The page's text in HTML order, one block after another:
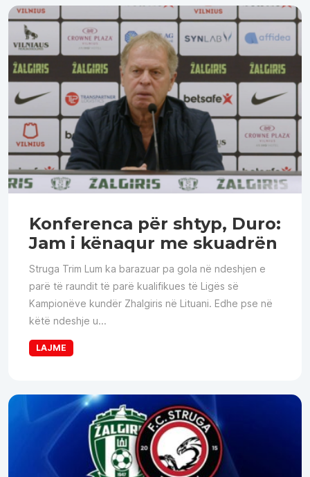
Konferenca për shtyp, Duro:
Jam i kënaqur me skuadrën
Struga Trim Lum ka barazuar pa gola në ndeshjen e
parë të raundit të parë kualifikues të Ligës së
Kampionëve kundër Zhalgiris në Lituani. Edhe pse në
këtë ndeshje u...
LAJME